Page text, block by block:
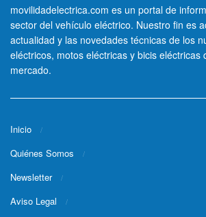
movilidadelectrica.com es un portal de
sector del vehículo eléctrico. Nuestro fin es
actualidad y las novedades técnicas de los
eléctricos, motos eléctricas y bicis eléctricas
mercado.
Inicio
Quiénes Somos
Newsletter
Aviso Legal